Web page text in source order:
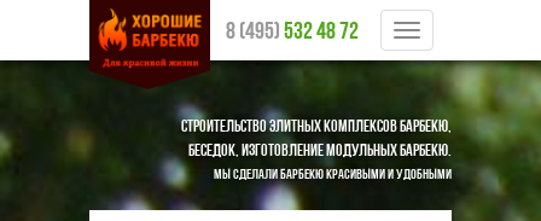
Меню
8 (495)532 48 72
Строительство элитных комплексов барбекю,
беседок, изготовление модульных барбекю.
Мы сделали барбекю красивыми и удобными